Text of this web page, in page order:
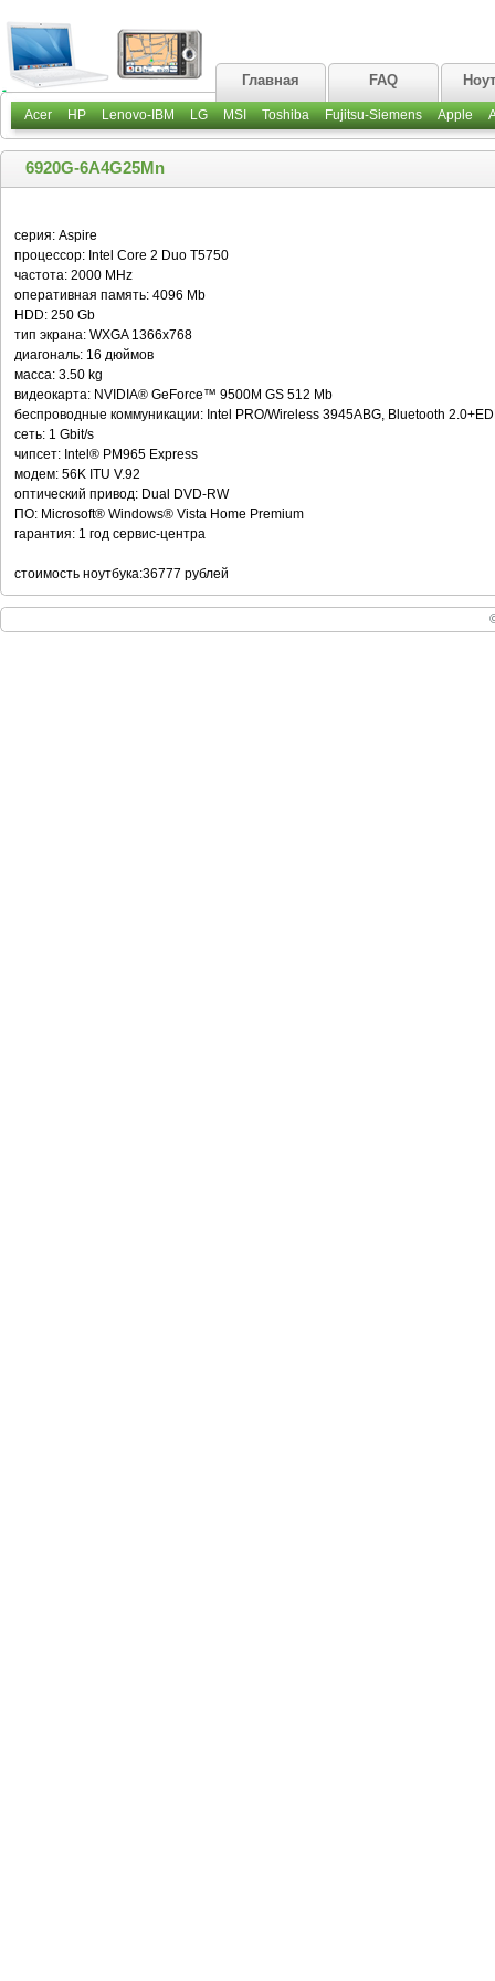
Главная FAQ
Acer HP Lenovo-IBM LG MSI Toshiba Fujitsu-Siemens Apple
6920G-6A4G25Mn
серия: Aspire
процессор: Intel Core 2 Duo T5750
частота: 2000 MHz
оперативная память: 4096 Mb
HDD: 250 Gb
тип экрана: WXGA 1366x768
диагональ: 16 дюймов
масса: 3.50 kg
видеокарта: NVIDIA® GeForce™ 9500M GS 512 Mb
беспроводные коммуникации: Intel PRO/Wireless 3945ABG, Bluetooth
сеть: 1 Gbit/s
чипсет: Intel® PM965 Express
модем: 56K ITU V.92
оптический привод: Dual DVD-RW
ПО: Microsoft® Windows® Vista Home Premium
гарантия: 1 год сервис-центра
стоимость ноутбука:36777 рублей